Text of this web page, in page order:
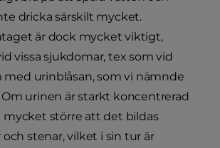
dricka särskilt mycket.
är dock mycket viktigt,
vissa sjukdomar, tex som vid
med urinblåsan, som vi nämnde
urinen är starkt koncentrerad
mycket större att det bildas
och stenar, vilket i sin tur är